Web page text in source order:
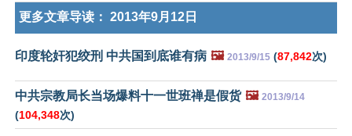
更多文章导读： 2013年9月12日
印度轮奸犯绞刑 中共国到底谁有病 🖼️ 2013/9/15 (87,842次)
中共宗教局长当场爆料十一世班禅是假货 🖼️ 2013/9/14
(104,348次)